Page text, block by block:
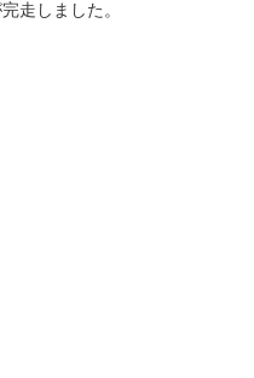
走しました。